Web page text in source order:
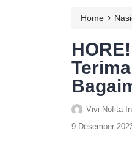
Home ›
Vivi Nofita
9 Desember